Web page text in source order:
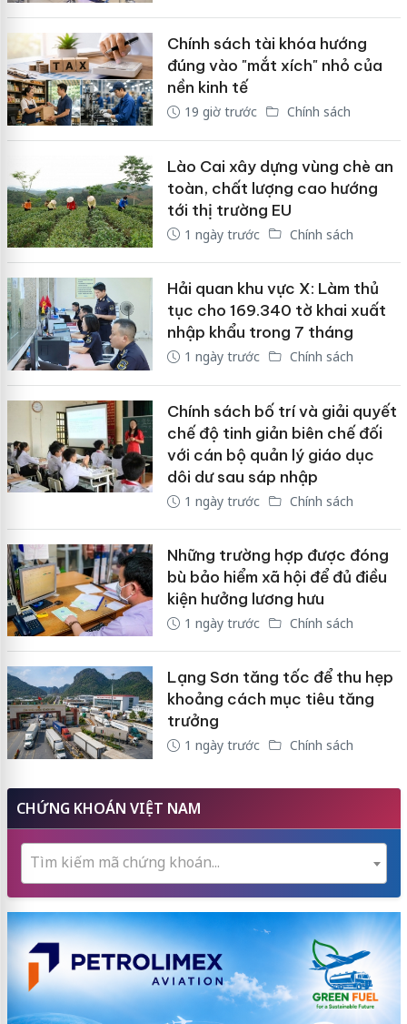
Chính sách tài khóa hướng
đúng vào "mắt xích" nhỏ của
nền kinh tế
19 giờ trước Chính sách
Lào Cai xây dựng vùng chè an
toàn, chất lượng cao hướng
tới thị trường EU
1 ngày trước Chính sách
Hải quan khu vực X: Làm thủ
tục cho 169.340 tờ khai xuất
nhập khẩu trong 7 tháng
1 ngày trước Chính sách
Chính sách bố trí và giải quyết
chế độ tinh giản biên chế đối
với cán bộ quản lý giáo dục
dôi dư sau sáp nhập
1 ngày trước Chính sách
Những trường hợp được đóng
bù bảo hiểm xã hội để đủ điều
kiện hưởng lương hưu
1 ngày trước Chính sách
Lạng Sơn tăng tốc để thu hẹp
khoảng cách mục tiêu tăng
trưởng
1 ngày trước Chính sách
CHỨNG KHOÁN VIỆT NAM
Tìm kiếm mã chứng khoán...